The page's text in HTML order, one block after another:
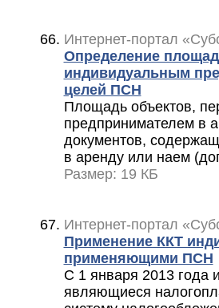
Интернет-портал
Определение
индивидуальным
целей ПСН
Площадь объектов,
предпринимателем в
документов,
в аренду или наем
Размер: 19 КБ
Интернет-портал
Применение ККТ
применяющими ПСН
C 1 января 2013 года
являющиеся